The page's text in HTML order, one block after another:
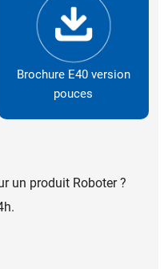
Brochure E40 version
pouces
un produit Roboter ?